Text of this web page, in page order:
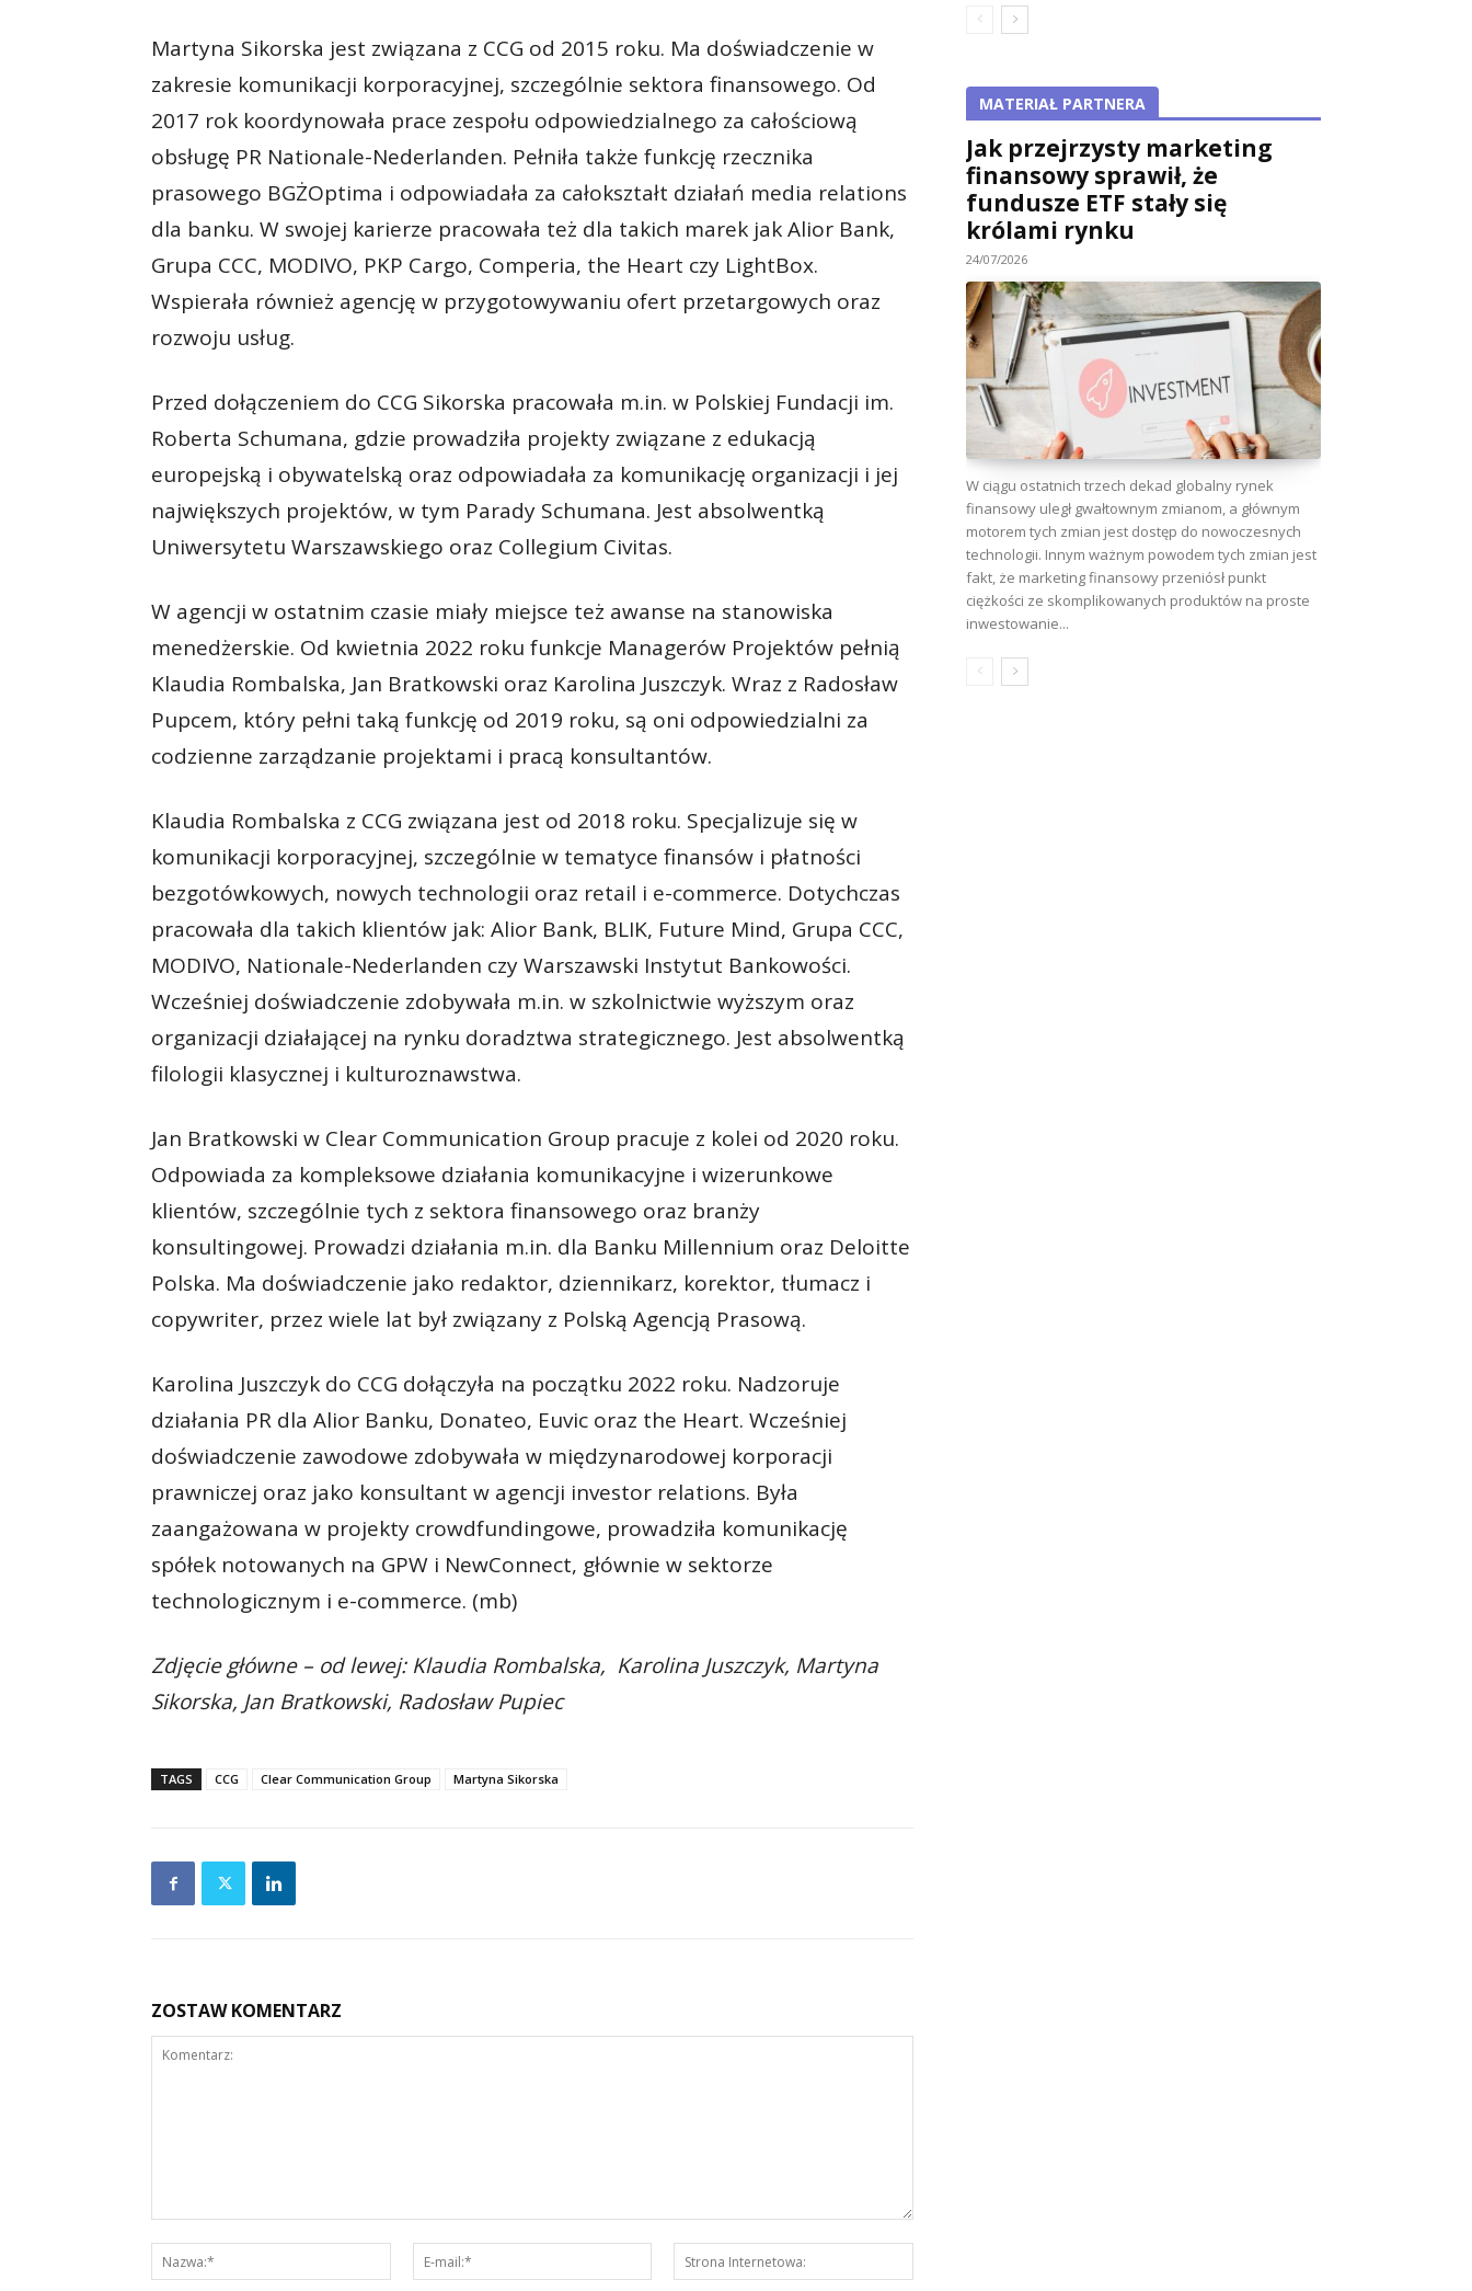
Martyna Sikorska jest związana z CCG od 2015 roku. Ma doświadczenie w
zakresie komunikacji korporacyjnej, szczególnie sektora finansowego. Od
2017 rok koordynowała prace zespołu odpowiedzialnego za całościową
obsługę PR Nationale-Nederlanden. Pełniła także funkcję rzecznika
prasowego BGŻOptima i odpowiadała za całokształt działań media relations
dla banku. W swojej karierze pracowała też dla takich marek jak Alior Bank,
Grupa CCC, MODIVO, PKP Cargo, Comperia, the Heart czy LightBox.
Wspierała również agencję w przygotowywaniu ofert przetargowych oraz
rozwoju usług.
Przed dołączeniem do CCG Sikorska pracowała m.in. w Polskiej Fundacji im.
Roberta Schumana, gdzie prowadziła projekty związane z edukacją
europejską i obywatelską oraz odpowiadała za komunikację organizacji i jej
największych projektów, w tym Parady Schumana. Jest absolwentką
Uniwersytetu Warszawskiego oraz Collegium Civitas.
W agencji w ostatnim czasie miały miejsce też awanse na stanowiska
menedżerskie. Od kwietnia 2022 roku funkcje Managerów Projektów pełnią
Klaudia Rombalska, Jan Bratkowski oraz Karolina Juszczyk. Wraz z Radosław
Pupcem, który pełni taką funkcję od 2019 roku, są oni odpowiedzialni za
codzienne zarządzanie projektami i pracą konsultantów.
Klaudia Rombalska z CCG związana jest od 2018 roku. Specjalizuje się w
komunikacji korporacyjnej, szczególnie w tematyce finansów i płatności
bezgotówkowych, nowych technologii oraz retail i e-commerce. Dotychczas
pracowała dla takich klientów jak: Alior Bank, BLIK, Future Mind, Grupa CCC,
MODIVO, Nationale-Nederlanden czy Warszawski Instytut Bankowości.
Wcześniej doświadczenie zdobywała m.in. w szkolnictwie wyższym oraz
organizacji działającej na rynku doradztwa strategicznego. Jest absolwentką
filologii klasycznej i kulturoznawstwa.
Jan Bratkowski w Clear Communication Group pracuje z kolei od 2020 roku.
Odpowiada za kompleksowe działania komunikacyjne i wizerunkowe
klientów, szczególnie tych z sektora finansowego oraz branży
konsultingowej. Prowadzi działania m.in. dla Banku Millennium oraz Deloitte
Polska. Ma doświadczenie jako redaktor, dziennikarz, korektor, tłumacz i
copywriter, przez wiele lat był związany z Polską Agencją Prasową.
Karolina Juszczyk do CCG dołączyła na początku 2022 roku. Nadzoruje
działania PR dla Alior Banku, Donateo, Euvic oraz the Heart. Wcześniej
doświadczenie zawodowe zdobywała w międzynarodowej korporacji
prawniczej oraz jako konsultant w agencji investor relations. Była
zaangażowana w projekty crowdfundingowe, prowadziła komunikację
spółek notowanych na GPW i NewConnect, głównie w sektorze
technologicznym i e-commerce. (mb)
Zdjęcie główne – od lewej: Klaudia Rombalska, Karolina Juszczyk, Martyna
Sikorska, Jan Bratkowski, Radosław Pupiec
TAGS CCG Clear Communication Group Martyna Sikorska
ZOSTAW KOMENTARZ
Nazwa:*
mail:*
Internetowa:
MATERIAŁ PARTNERA
Jak przejrzysty marketing
finansowy sprawił, że
fundusze ETF stały się
królami rynku
24/07/2026
W ciągu ostatnich trzech dekad globalny rynek
finansowy uległ gwałtownym zmianom, a głównym
motorem tych zmian jest dostęp do nowoczesnych
technologii. Innym ważnym powodem tych zmian jest
fakt, że marketing finansowy przeniósł punkt
ciężkości ze skomplikowanych produktów na proste
inwestowanie...